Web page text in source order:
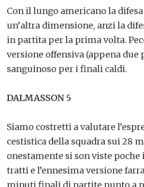
Con il lungo americano la
un’altra dimensione, anzi la
in partita per la prima volta.
versione offensiva (appena
sanguinoso per i finali caldi.
DALMASSON 5
Siamo costretti a valutare
cestistica della squadra sui 28
onestamente si son viste poche
tratti e l’ennesima versione